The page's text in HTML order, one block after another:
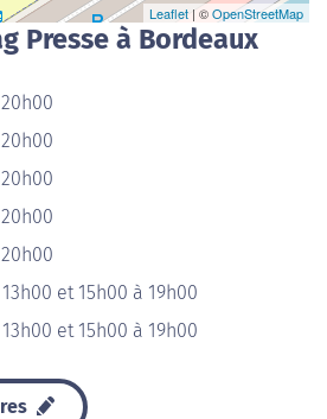
Leaflet | ©OpenStreetMap
Presse à Bordeaux
et 15h00 à 19h00
et 15h00 à 19h00